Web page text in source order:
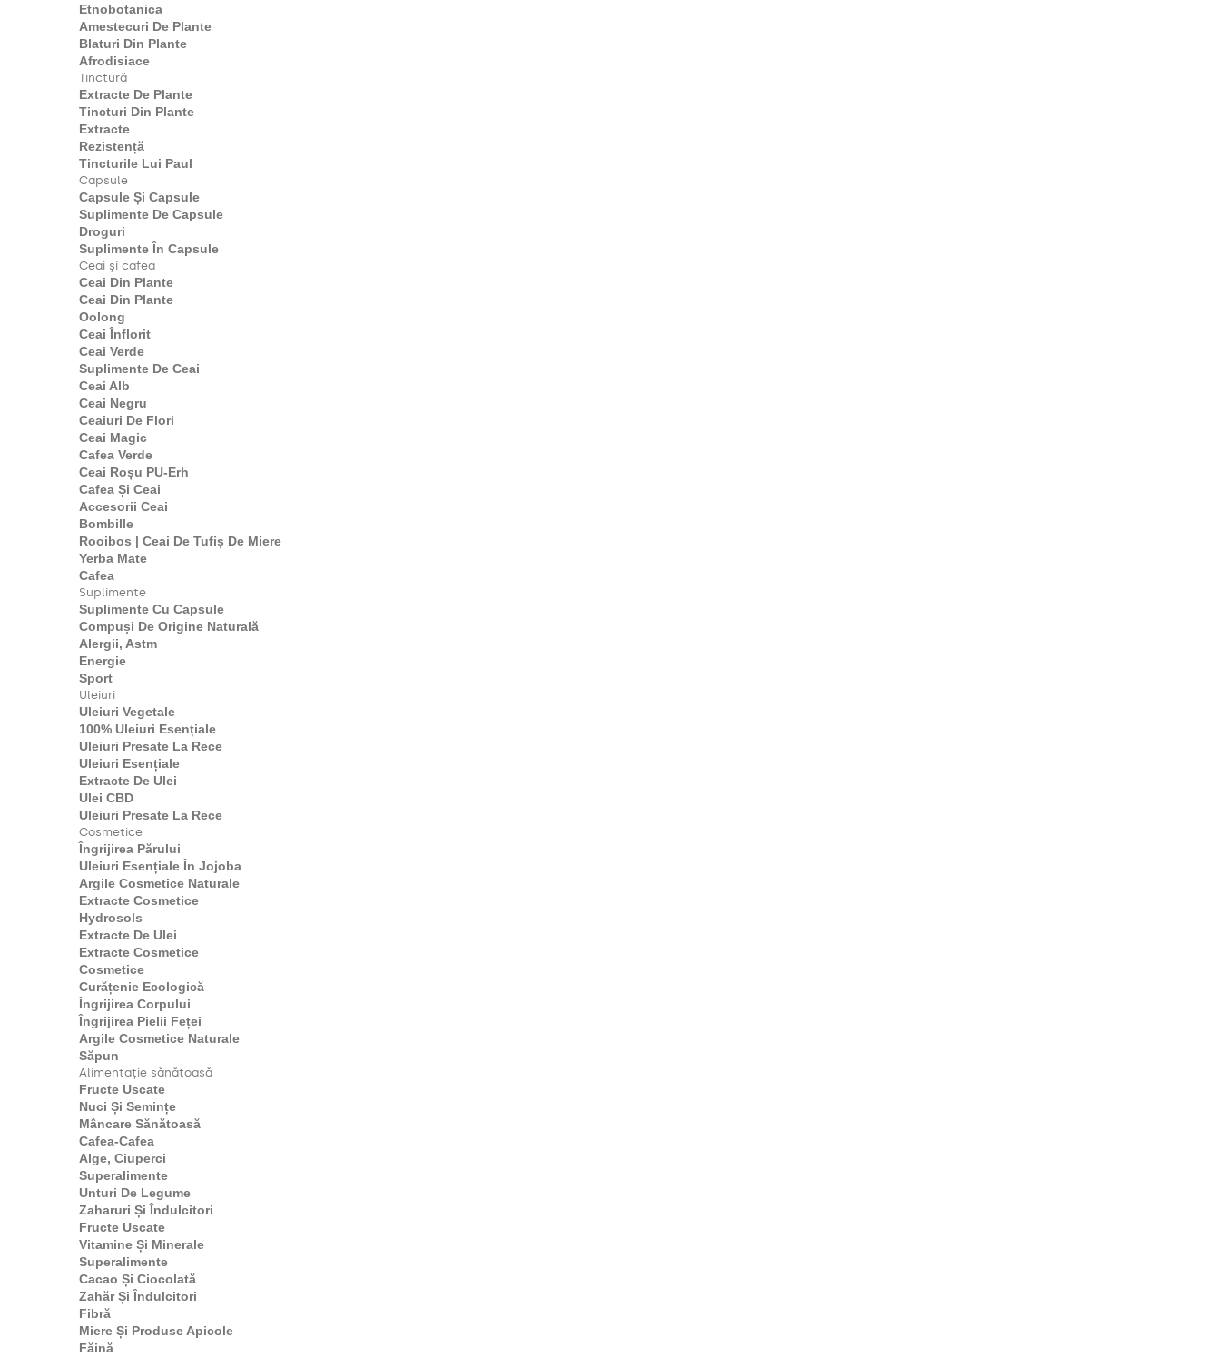
Etnobotanica
Amestecuri De Plante
Blaturi Din Plante
Afrodisiace
Tinctură
Extracte De Plante
Tincturi Din Plante
Extracte
Rezistență
Tincturile Lui Paul
Capsule
Capsule Și Capsule
Suplimente De Capsule
Droguri
Suplimente În Capsule
Ceai și cafea
Ceai Din Plante
Ceai Din Plante
Oolong
Ceai Înflorit
Ceai Verde
Suplimente De Ceai
Ceai Alb
Ceai Negru
Ceaiuri De Flori
Ceai Magic
Cafea Verde
Ceai Roșu PU-Erh
Cafea Și Ceai
Accesorii Ceai
Bombille
Rooibos | Ceai De Tufiș De Miere
Yerba Mate
Cafea
Suplimente
Suplimente Cu Capsule
Compuși De Origine Naturală
Alergii, Astm
Energie
Sport
Uleiuri
Uleiuri Vegetale
100% Uleiuri Esențiale
Uleiuri Presate La Rece
Uleiuri Esențiale
Extracte De Ulei
Ulei CBD
Uleiuri Presate La Rece
Cosmetice
Îngrijirea Părului
Uleiuri Esențiale În Jojoba
Argile Cosmetice Naturale
Extracte Cosmetice
Hydrosols
Extracte De Ulei
Extracte Cosmetice
Cosmetice
Curățenie Ecologică
Îngrijirea Corpului
Îngrijirea Pielii Feței
Argile Cosmetice Naturale
Săpun
Alimentație sănătoasă
Fructe Uscate
Nuci Și Semințe
Mâncare Sănătoasă
Cafea-Cafea
Alge, Ciuperci
Superalimente
Unturi De Legume
Zaharuri Și Îndulcitori
Fructe Uscate
Vitamine Și Minerale
Superalimente
Cacao Și Ciocolată
Zahăr Și Îndulcitori
Fibră
Miere Și Produse Apicole
Făină